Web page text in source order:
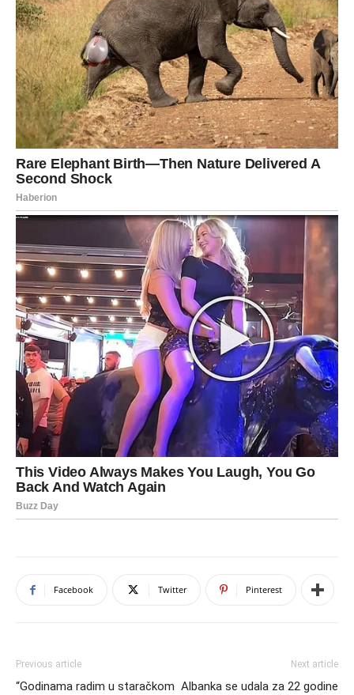
Facebook Twitter Pinterest
Previous article
“Godinama radim u staračkom
Next article
Albanka se udala za 22 godine